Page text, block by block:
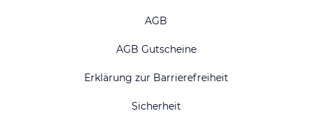
AGB
AGB Gutscheine
Erklärung zur Barrierefreiheit
Sicherheit